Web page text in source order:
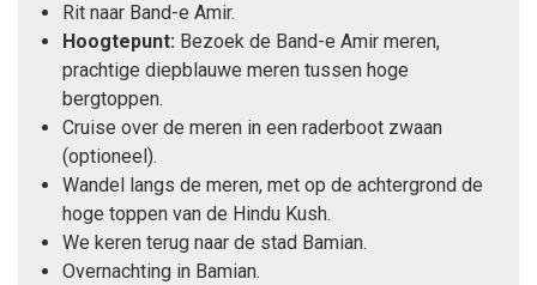
Rit naar Band-e Amir.
Hoogtepunt: Bezoek de Band-e Amir meren,
prachtige diepblauwe meren tussen hoge
bergtoppen.
Cruise over de meren in een raderboot zwaan
(optioneel).
Wandel langs de meren, met op de achtergrond de
hoge toppen van de Hindu Kush.
We keren terug naar de stad Bamian.
Overnachting in Bamian.